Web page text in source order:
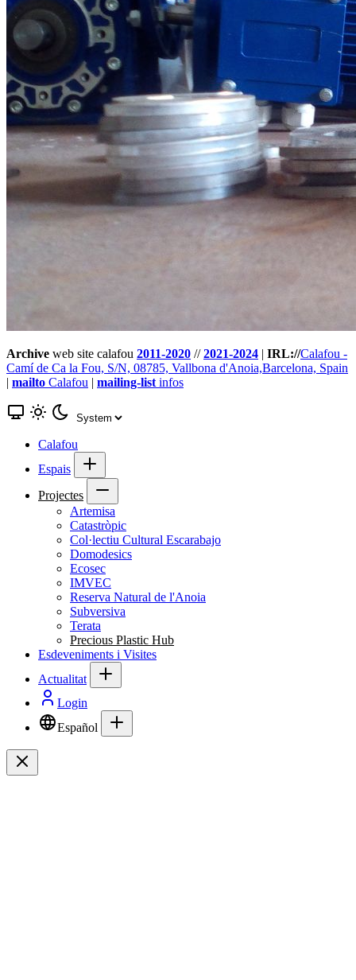
Archive web site calafou 2011-2020 //2021-2024 | IRL://Calafou -
Camí de Ca la Fou, S/N, 08785, Vallbona d'Anoia,Barcelona, Spain
| mailto Calafou | mailing-list infos
Calafou
Espais
Projectes
Artemisa
Catastròpic
Col·lectiu Cultural Escarabajo
Domodesics
Ecosec
IMVEC
Reserva Natural de l'Anoia
Subversiva
Terata
Precious Plastic Hub
Esdeveniments i Visites
Actualitat
Login
Español